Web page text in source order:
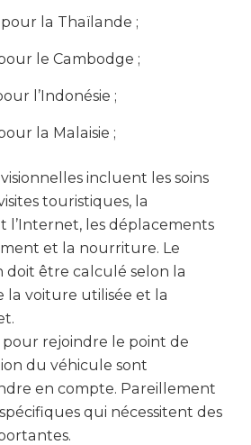
la Thaïlande ;
le Cambodge ;
l’Indonésie ;
la Malaisie ;
incluent les soins
touristiques, la
l’Internet, les déplacements
et la nourriture. Le
être calculé selon la
la voiture utilisée et la
pour rejoindre le point de
du véhicule sont
en compte. Pareillement
qui nécessitent des